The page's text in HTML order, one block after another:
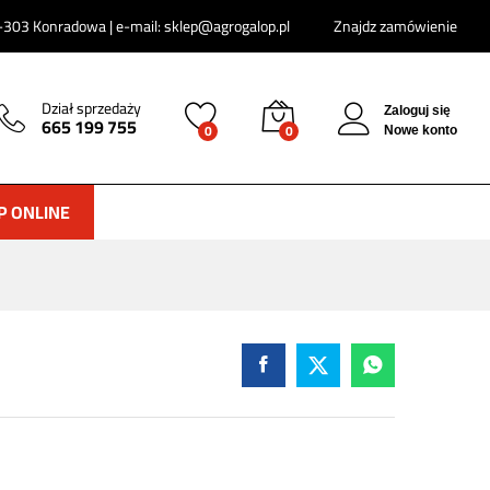
Konradowa | e-mail: sklep@agrogalop.pl Znajdz zamówienie
Dział sprzedaży
665 199 755 0 0
Zaloguj się
Nowe konto
ONLINE
135 zł